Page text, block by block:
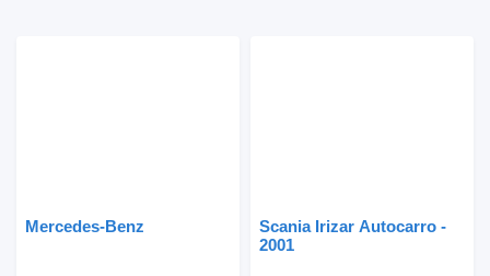
Mercedes-Benz
Scania Irizar Autocarro -
2001